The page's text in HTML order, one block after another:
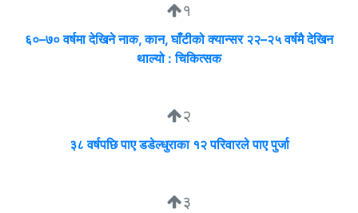
१
६०–७० वर्षमा देखिने नाक, कान, घाँटीको क्यान्सर २२–२५ वर्षमै देखिन
थाल्यो : चिकित्सक
२
३८ वर्षपछि पाए डडेल्धुराका १२ परिवारले पाए पुर्जा
३